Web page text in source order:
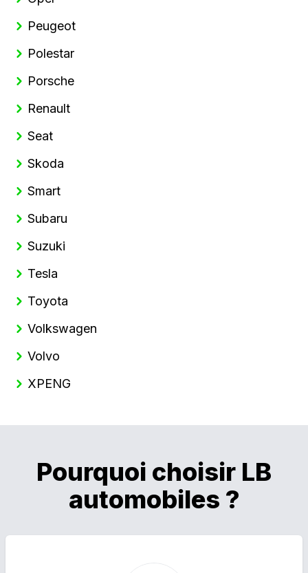
Peugeot
Polestar
Porsche
Renault
Seat
Skoda
Smart
Subaru
Suzuki
Tesla
Toyota
Volkswagen
Volvo
XPENG
Pourquoi choisir LB
automobiles ?